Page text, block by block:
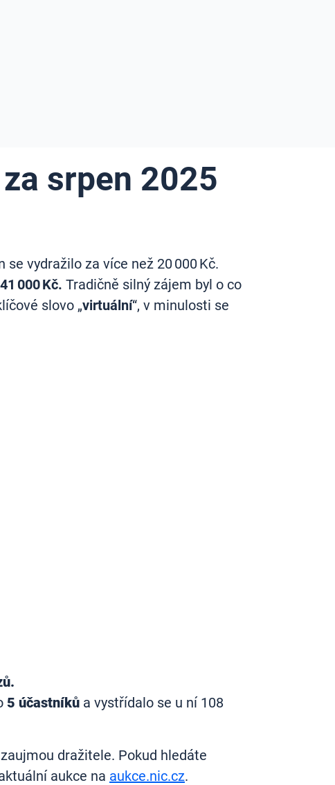
srpen 2025
vydražilo za více než 20 000 Kč.
000 Kč. Tradičně silný zájem byl o co
slovo „virtuální“, v minulosti se
5 účastníků a vystřídalo se u ní 108
dražitele. Pokud hledáte
aukce na aukce.nic.cz.